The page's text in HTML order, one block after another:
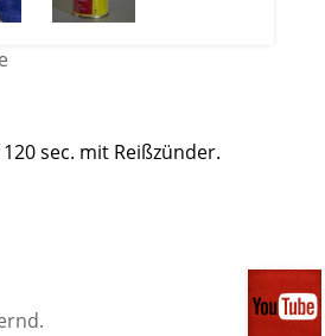
sec. mit Reißzünder.